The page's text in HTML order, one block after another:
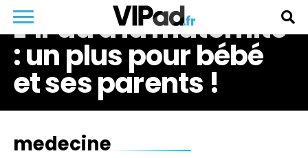
L’iPad à la maternité
: un plus pour bébé
et ses parents !
medecine